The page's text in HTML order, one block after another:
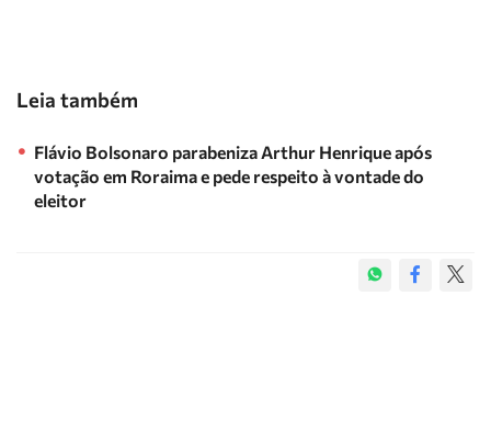
Leia também
Flávio Bolsonaro parabeniza Arthur Henrique após
votação em Roraima e pede respeito à vontade do
eleitor